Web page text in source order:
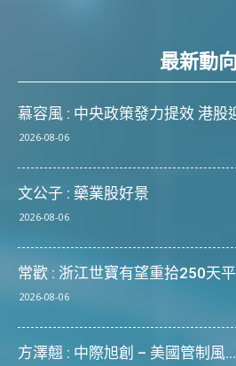
最新動向
慕容風 : 中央政策發力提效 港股
2026-08-06
文公子 : 藥業股好景
2026-08-06
常歡 : 浙江世寶有望重拾250天
2026-08-06
方澤翹 : 中際旭創 – 美國管制風...